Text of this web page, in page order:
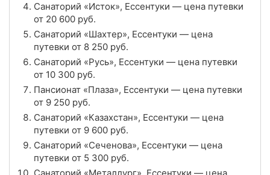
Цена в сутки от13 500руб.
Рейтинг 4.9
Отзывы 16 отзывов
Санаторий «Виктория», Ессентуки
Цена в сутки
Рейтинг 3.8
Отзывы 66 отзывов
Санаторий «Исток», Ессентуки — цена путевки
от 20 600 руб.
Санаторий «Шахтер», Ессентуки — цена
путевки от 8 250 руб.
Санаторий «Русь», Ессентуки — цена путевки
от 10 300 руб.
Пансионат «Плаза», Ессентуки — цена путевки
от 9 250 руб.
Санаторий «Казахстан», Ессентуки — цена
путевки от 9 600 руб.
Санаторий «Сеченова», Ессентуки — цена
путевки от 5 300 руб.